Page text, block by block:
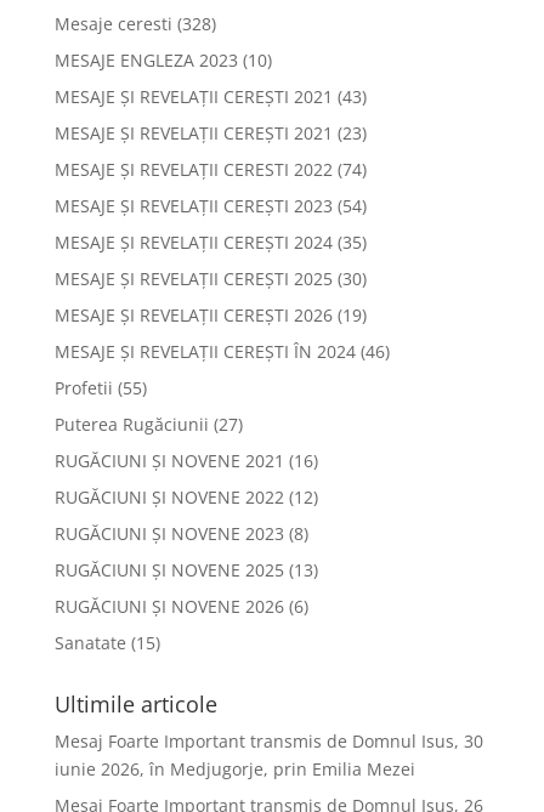
Mesaje ceresti (328)
MESAJE ENGLEZA 2023 (10)
MESAJE ȘI REVELAȚII CEREȘTI 2021 (43)
MESAJE ȘI REVELAȚII CEREȘTI 2021 (23)
MESAJE ȘI REVELAȚII CERESTI 2022(74)
MESAJE ȘI REVELAȚII CEREȘTI 2023 (54)
MESAJE ȘI REVELAȚII CEREȘTI 2024(35)
MESAJE ȘI REVELAȚII CEREȘTI 2025(30)
MESAJE ȘI REVELAȚII CEREȘTI 2026(19)
MESAJE ȘI REVELAȚII CEREȘTI ÎN 2024(46)
Profetii (55)
Puterea Rugăciunii (27)
RUGĂCIUNI ȘI NOVENE 2021 (16)
RUGĂCIUNI ȘI NOVENE 2022(12)
RUGĂCIUNI ȘI NOVENE 2023 (8)
RUGĂCIUNI ȘI NOVENE 2025(13)
RUGĂCIUNI ȘI NOVENE 2026(6)
Sanatate (15)
Ultimile articole
Mesaj Foarte Important transmis de Domnul Isus, 30
iunie 2026, în Medjugorje, prin Emilia Mezei
Mesaj Foarte Important transmis de Domnul Isus, 26